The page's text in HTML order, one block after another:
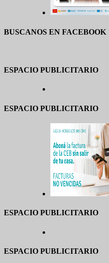
BUSCANOS EN FACEBOOK
ESPACIO PUBLICITARIO
ESPACIO PUBLICITARIO
ESPACIO PUBLICITARIO
ESPACIO PUBLICITARIO